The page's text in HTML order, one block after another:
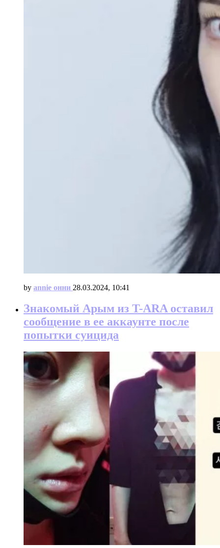
by annie онни 28.03.2024, 10:41
Знакомый Арым из T-ARA оставил
сообщение в ее аккаунте после
попытки суицида